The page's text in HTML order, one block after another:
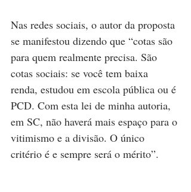
Nas redes sociais, o autor da proposta
se manifestou dizendo que “cotas são
para quem realmente precisa. São
cotas sociais: se você tem baixa
renda, estudou em escola pública ou é
PCD. Com esta lei de minha autoria,
em SC, não haverá mais espaço para o
vitimismo e a divisão. O único
critério é e sempre será o mérito”.